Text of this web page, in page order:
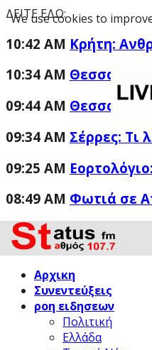
ΔΕΙΤΕ ΕΔΩ:
10:42 AM Κρήτη:
10:34 AM
09:44 AM
09:34 AM Σέρρες: Τι
09:25 AM
08:49 AM Φωτιά σε
Αρχικη
Συνεντεύξεις
ροη ειδησεων
Πολιτική
Ελλάδα
We use cookies to